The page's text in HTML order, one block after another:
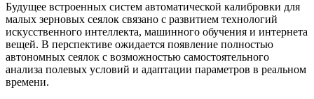
Будущее встроенных систем автоматической калибровки для
малых зерновых сеялок связано с развитием технологий
искусственного интеллекта, машинного обучения и интернета
вещей. В перспективе ожидается появление полностью
автономных сеялок с возможностью самостоятельного
анализа полевых условий и адаптации параметров в реальном
времени.